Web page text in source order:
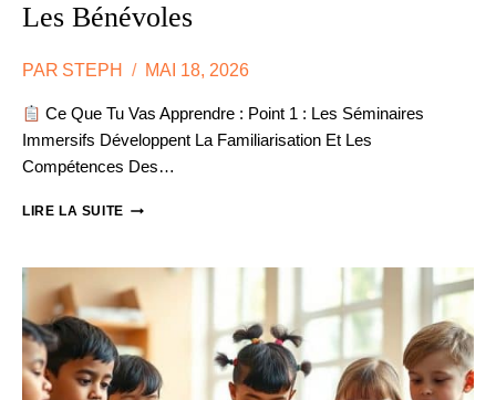
Les Bénévoles
PAR STEPH MAI 18, 2026
Ce Que Tu Vas Apprendre : Point 1 : Les Séminaires
Immersifs Développent La Familiarisation Et Les
Compétences Des…
LIRE LA SUITEONG
FORMATION
TERRAIN
POUR
LES
BÉNÉVOLES